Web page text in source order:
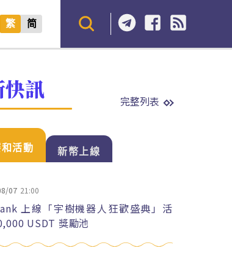
繁 简
訊 完整列表
活動 新幣上線
07 21:00
上線「宇樹機器人狂歡盛典」活
USDT 獎勵池